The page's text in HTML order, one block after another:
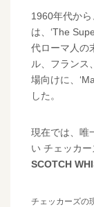
1960年代か
は、‘The
代ローマ人の
ル、フランス
場向けに、
した。
現在では、唯
い チェッカー
SCOTCH
チェッカーズの